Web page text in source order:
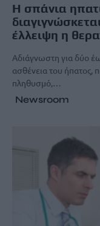
Η σπάνια
έλλειψη η
Αδιάγνωστη για δύο
ασθένεια του ήπατος,
πληθυσμό,…
Newsroom